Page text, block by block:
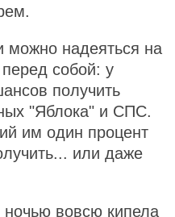
надеяться на
собой: у
получить
"Яблока" и СПС.
им один процент
или даже
вовсю кипела